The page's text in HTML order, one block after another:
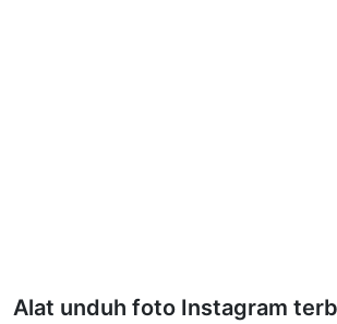
Alat unduh foto Instagram